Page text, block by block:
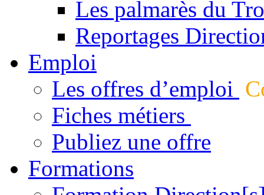
Les palmarès du
Reportages
Emploi
Les offres d’emploi
Fiches métiers
Publiez une offre
Formations